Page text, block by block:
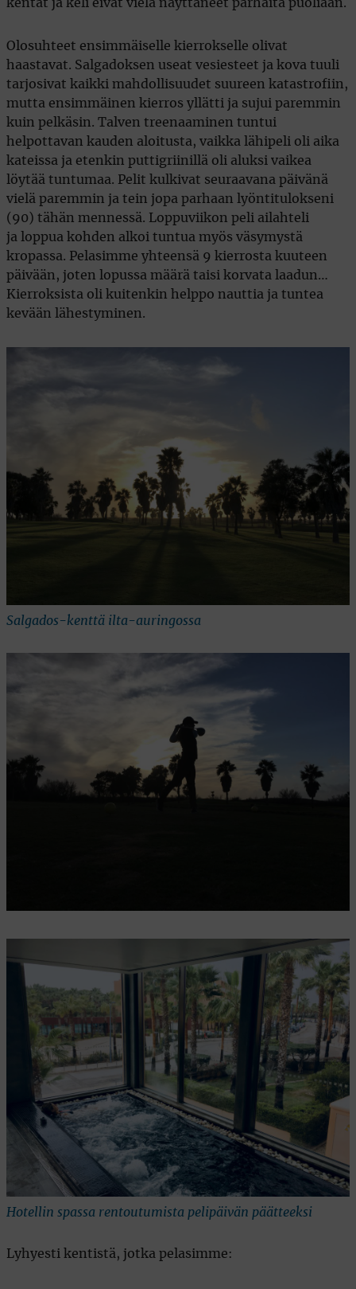
kentät ja keli eivät vielä näyttäneet parhaita puoliaan.
Olosuhteet ensimmäiselle kierrokselle olivat
haastavat. Salgadoksen useat vesiesteet ja kova tuuli
tarjosivat kaikki mahdollisuudet suureen katastrofiin,
mutta ensimmäinen kierros yllätti ja sujui paremmin
kuin pelkäsin. Talven treenaaminen tuntui
helpottavan kauden aloitusta, vaikka lähipeli oli aika
kateissa ja etenkin puttigriinillä oli aluksi vaikea
löytää tuntumaa. Pelit kulkivat seuraavana päivänä
vielä paremmin ja tein jopa parhaan lyöntitulokseni
(90) tähän mennessä. Loppuviikon peli ailahteli
ja loppua kohden alkoi tuntua myös väsymystä
kropassa. Pelasimme yhteensä 9 kierrosta kuuteen
päivään, joten lopussa määrä taisi korvata laadun…
Kierroksista oli kuitenkin helppo nauttia ja tuntea
kevään lähestyminen.
Salgados-kenttä ilta-auringossa
Hotellin spassa rentoutumista pelipäivän päätteeksi
Lyhyesti kentistä, jotka pelasimme: